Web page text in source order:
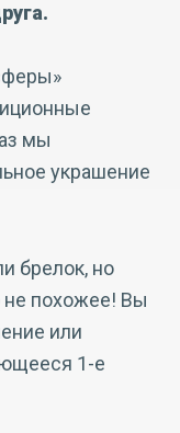
мы
украшение
брелок, но
не похожее! Вы
или
1-е